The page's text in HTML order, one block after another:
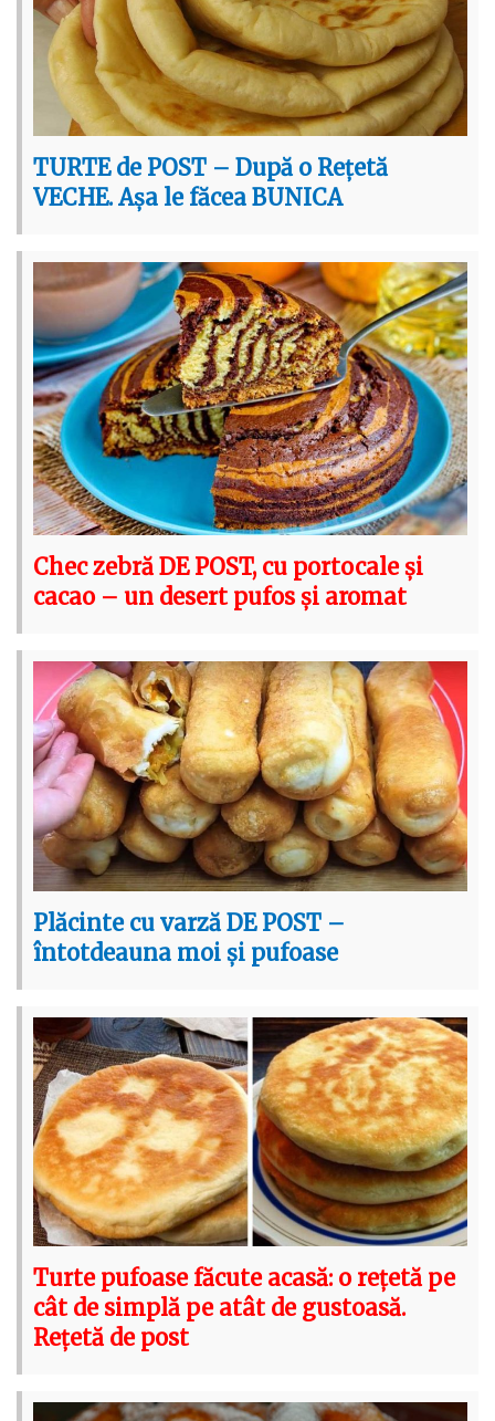
TURTE de POST – După o Rețetă
VECHE. Așa le făcea BUNICA
Chec zebră DE POST, cu portocale și
cacao – un desert pufos și aromat
Plăcinte cu varză DE POST –
întotdeauna moi și pufoase
Turte pufoase făcute acasă: o rețetă pe
cât de simplă pe atât de gustoasă.
Rețetă de post